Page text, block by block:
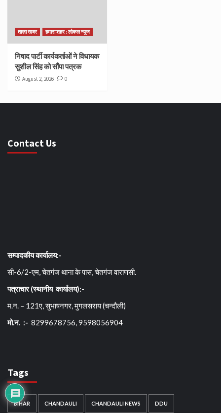
ताज़ा खबर हमारा शहर : लोकल न्यूज
निषाद पार्टी कार्यकर्ताओं ने विधायक
सुशील सिंह को सौंपा पत्रक
August 2, 2026 0
Contact Us
सम्पादकीय कार्यालय:-
सी-6/2-एम, चेतगंज थाना के पास, चेतगंज वाराणसी.
पत्राचार (स्थानीय कार्यालय):-
म.न. – 121ए, सुभाषनगर, मुगलसराय (चन्दौली)
मो.न. :- 8299678756, 9598056904
Tags
BIHAR CHANDAULI CHANDAULI NEWS DDU